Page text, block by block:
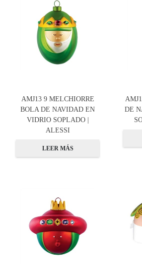
AMJ13 9 MELCHIORRE
BOLA DE NAVIDAD EN
VIDRIO SOPLADO |
ALESSI
LEER MÁS
DE